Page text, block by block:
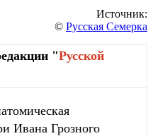
Источник:
© Русская Семерка
"Русской
Ивана Грозного